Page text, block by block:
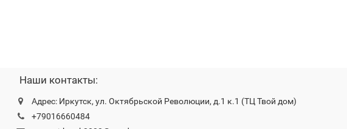
Наши контакты:
Адрес: Иркутск, ул. Октябрьской Революции, д.1 к.1 (ТЦ Твой дом)
+79016660484